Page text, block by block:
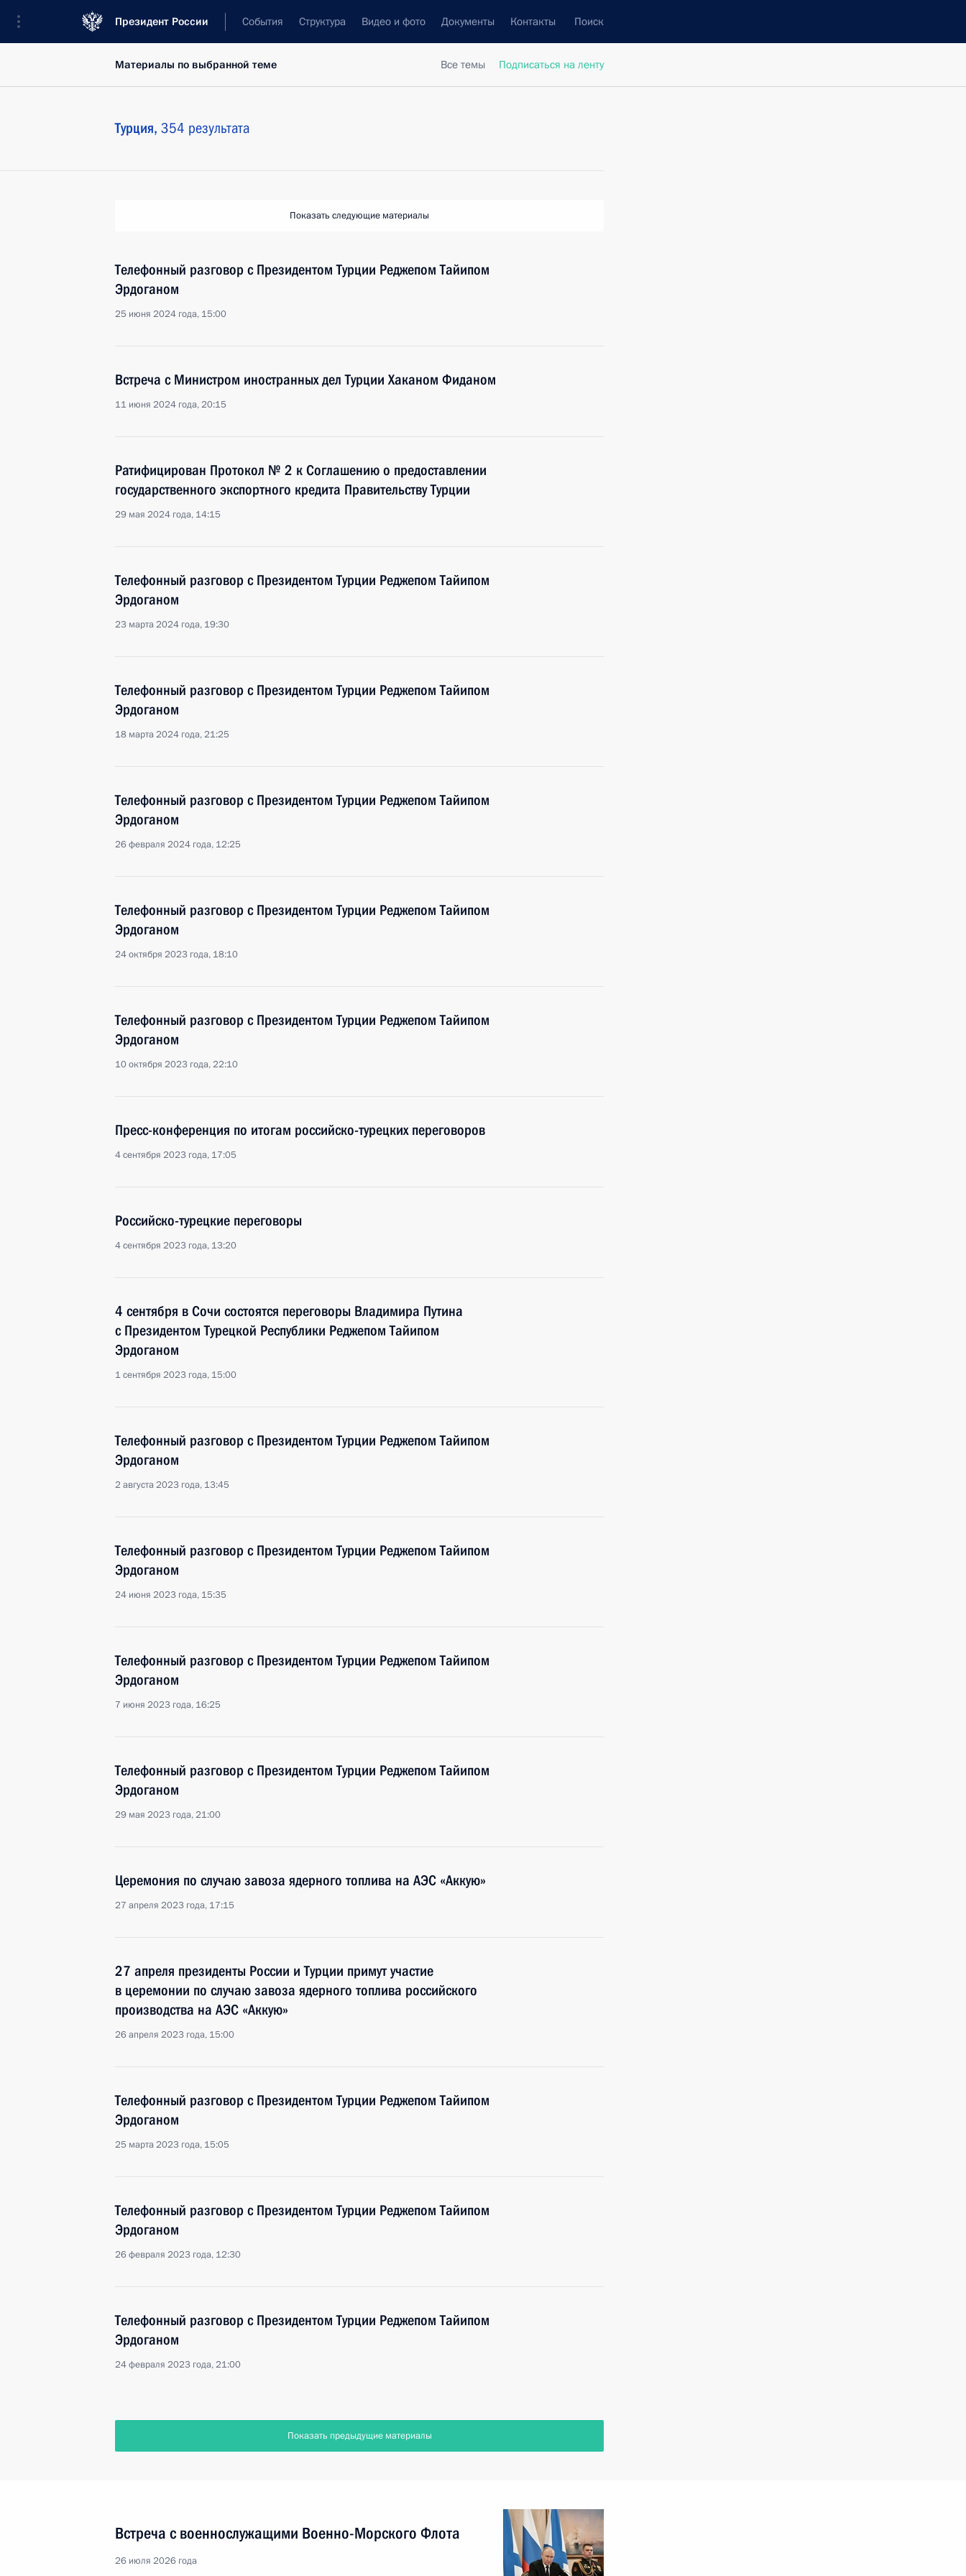
Президент России События Структура Видео и фото Документы Контакты Поиск
Все темы Подписаться на ленту
Материалы по выбранной теме
Турция, 354 результата
Показать следующие материалы
Телефонный разговор с Президентом Турции Реджепом Тайипом
Эрдоганом
25 июня 2024 года, 15:00
Встреча с Министром иностранных дел Турции Хаканом Фиданом
11 июня 2024 года, 20:15
Ратифицирован Протокол № 2 к Соглашению о предоставлении
государственного экспортного кредита Правительству Турции
29 мая 2024 года, 14:15
Телефонный разговор с Президентом Турции Реджепом Тайипом
Эрдоганом
23 марта 2024 года, 19:30
Телефонный разговор с Президентом Турции Реджепом Тайипом
Эрдоганом
18 марта 2024 года, 21:25
Телефонный разговор с Президентом Турции Реджепом Тайипом
Эрдоганом
26 февраля 2024 года, 12:25
Телефонный разговор с Президентом Турции Реджепом Тайипом
Эрдоганом
24 октября 2023 года, 18:10
Телефонный разговор с Президентом Турции Реджепом Тайипом
Эрдоганом
10 октября 2023 года, 22:10
Пресс-конференция по итогам российско-турецких переговоров
4 сентября 2023 года, 17:05
Российско-турецкие переговоры
4 сентября 2023 года, 13:20
4 сентября в Сочи состоятся переговоры Владимира Путина
с Президентом Турецкой Республики Реджепом Тайипом
Эрдоганом
1 сентября 2023 года, 15:00
Телефонный разговор с Президентом Турции Реджепом Тайипом
Эрдоганом
2 августа 2023 года, 13:45
Телефонный разговор с Президентом Турции Реджепом Тайипом
Эрдоганом
24 июня 2023 года, 15:35
Телефонный разговор с Президентом Турции Реджепом Тайипом
Эрдоганом
7 июня 2023 года, 16:25
Телефонный разговор с Президентом Турции Реджепом Тайипом
Эрдоганом
29 мая 2023 года, 21:00
Церемония по случаю завоза ядерного топлива на АЭС «Аккую»
27 апреля 2023 года, 17:15
27 апреля президенты России и Турции примут участие
в церемонии по случаю завоза ядерного топлива российского
производства на АЭС «Аккую»
26 апреля 2023 года, 15:00
Телефонный разговор с Президентом Турции Реджепом Тайипом
Эрдоганом
25 марта 2023 года, 15:05
Телефонный разговор с Президентом Турции Реджепом Тайипом
Эрдоганом
26 февраля 2023 года, 12:30
Телефонный разговор с Президентом Турции Реджепом Тайипом
Эрдоганом
24 февраля 2023 года, 21:00
Показать предыдущие материалы
Встреча с военнослужащими Военно-Морского Флота
26 июля 2026 года